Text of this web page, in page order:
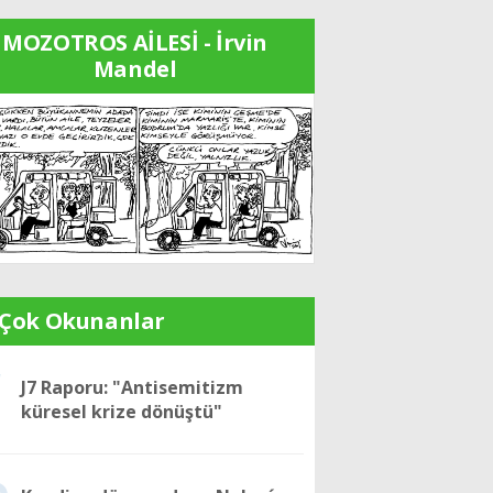
MOZOTROS AİLESİ - İrvin
Mandel
Okunanlar
J7 Raporu: "Antisemitizm
küresel krize dönüştü"